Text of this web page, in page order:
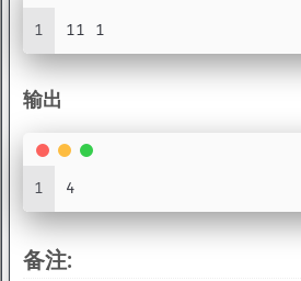
1 11 1
输出
1 4
备注: